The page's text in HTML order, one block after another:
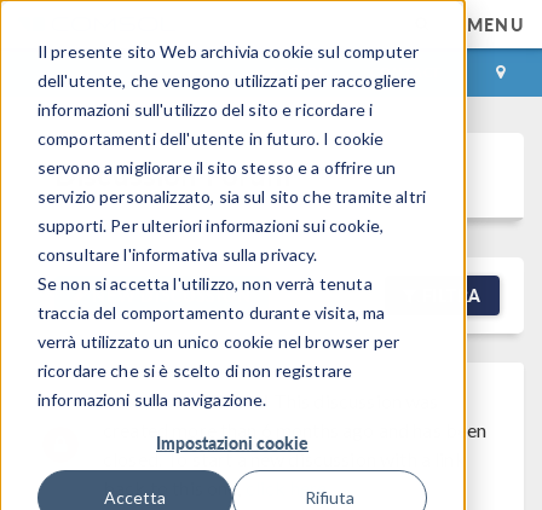
Il presente sito Web archivia cookie sul computer
dell'utente, che vengono utilizzati per raccogliere
informazioni sull'utilizzo del sito e ricordare i
comportamenti dell'utente in futuro. I cookie
servono a migliorare il sito stesso e a offrire un
servizio personalizzato, sia sul sito che tramite altri
supporti. Per ulteriori informazioni sui cookie,
consultare l'informativa sulla privacy.
Se non si accetta l'utilizzo, non verrà tenuta
traccia del comportamento durante visita, ma
verrà utilizzato un unico cookie nel browser per
ricordare che si è scelto di non registrare
informazioni sulla navigazione.
Impostazioni cookie
Accetta Rifiuta
MENU
ACCEDI CONTACT
Discussion Forum
NEW DISCUSSION FILTRA
Discussion Closed
created more than 6 months ago and has been
closed. To start a new discussion with a link
back to this one,
click here